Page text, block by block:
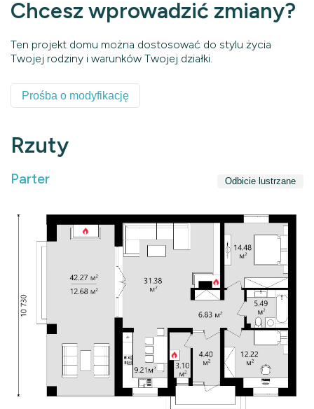
Chcesz wprowadzić zmiany?
Ten projekt domu można dostosować do stylu życia
Twojej rodziny i warunków Twojej działki.
Prośba o modyfikację
Rzuty
Parter Odbicie lustrzane